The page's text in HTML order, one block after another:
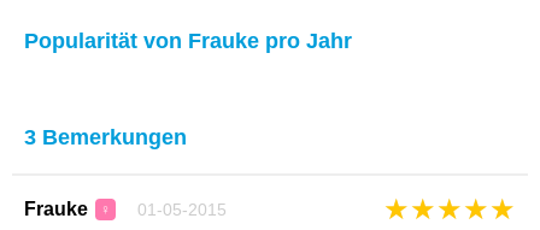
Popularität von Frauke pro Jahr
3 Bemerkungen
Frauke ♀ 01-05-2015 ★★★★★